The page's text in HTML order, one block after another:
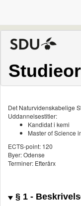
Det Naturvidenskabelige
Uddannelsestitler:
Kandidat i kemi
Master of Science
ECTS-point: 120
Byer: Odense
Terminer: Efterårx
§ 1 -